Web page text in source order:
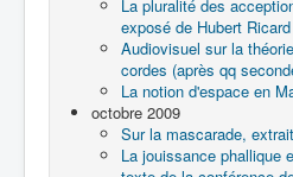
La pluralité des
exposé de Hubert
Audiovisuel sur la
cordes (après qq
La notion d'espace en
octobre 2009
Sur la mascarade,
La jouissance phallique